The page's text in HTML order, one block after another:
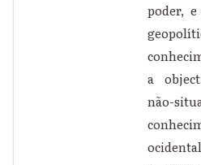
poder,
a
não-